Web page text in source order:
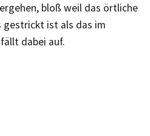
bloß weil das örtliche
gestrickt ist als das im
dabei auf.